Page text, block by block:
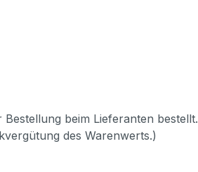
beim Lieferanten
des Warenwerts.)